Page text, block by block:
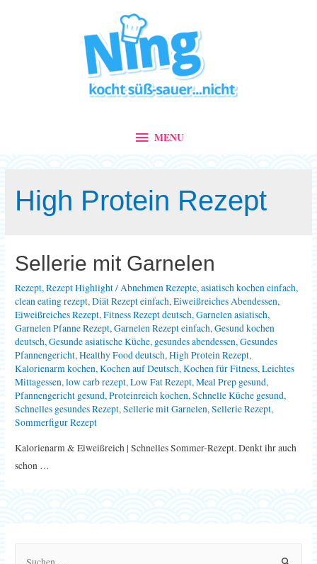
MENU
MENU
High Protein Rezept
Sellerie mit Garnelen
Rezept,Rezept Highlight/Abnehmen Rezepte,asiatisch kochen einfach,
clean eating rezept,Diät Rezept einfach,Eiweißreiches Abendessen,
Eiweißreiches Rezept,Fitness Rezept deutsch,Garnelen asiatisch,
Garnelen Pfanne Rezept,Garnelen Rezept einfach,Gesund kochen
deutsch,Gesunde asiatische Küche, gesundes abendessen,Gesundes
Pfannengericht,Healthy Food deutsch,High Protein Rezept,
Kalorienarm kochen,Kochen auf Deutsch,Kochen für Fitness,Leichtes
Mittagessen,low carb rezept,Low Fat Rezept,Meal Prep gesund,
Pfannengericht gesund,Proteinreich kochen,Schnelle Küche gesund,
Schnelles gesundes Rezept,Sellerie mit Garnelen,Sellerie Rezept,
Sommerfigur Rezept
Kalorienarm & Eiweißreich | Schnelles Sommer-Rezept. Denkt ihr auch
schon …